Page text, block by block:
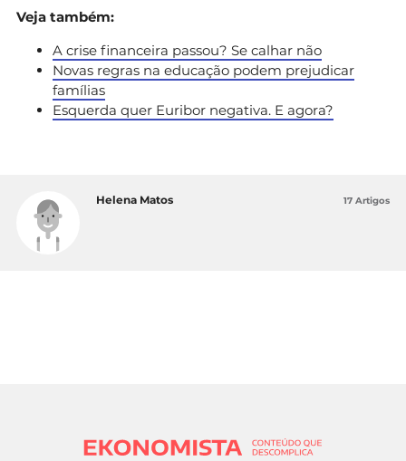
Veja também:
A crise financeira passou? Se calhar não
Novas regras na educação podem prejudicar
famílias
Esquerda quer Euribor negativa. E agora?
Helena Matos 17 Artigos